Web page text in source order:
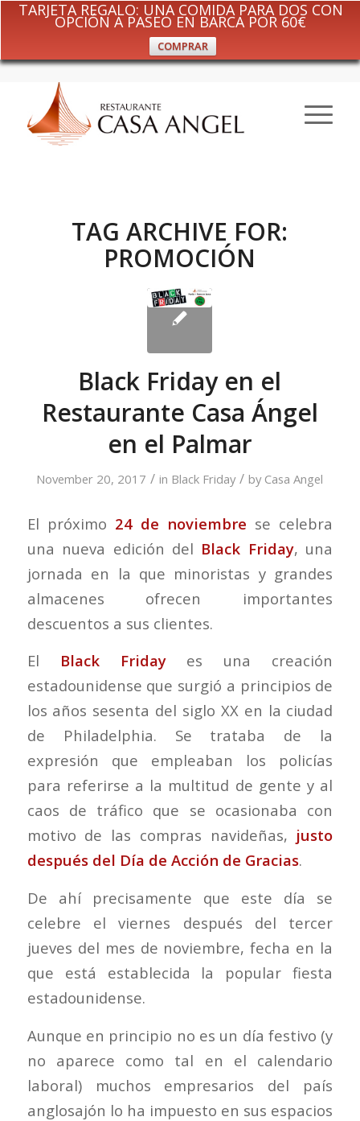
TARJETA REGALO: UNA COMIDA PARA DOS CON
OPCIÓN A PASEO EN BARCA POR 60€
COMPRAR
TAG ARCHIVE FOR:
PROMOCIÓN
Black Friday en el
Restaurante Casa Ángel
en el Palmar
November 20, 2017 / in Black Friday / by Casa Angel
El próximo 24 de noviembre se celebra
una nueva edición del Black Friday, una
jornada en la que minoristas y grandes
almacenes ofrecen importantes
descuentos a sus clientes.
El Black Fridayes una creación
estadounidense que surgió a principios de
los años sesenta del siglo XX en la ciudad
de Philadelphia. Se trataba de la
expresión que empleaban los policías
para referirse a la multitud de gente y al
caos de tráfico que se ocasionaba con
motivo de las compras navideñas, justo
después del Día de Acción de Gracias.
De ahí precisamente que este día se
celebre el viernes después del tercer
jueves del mes de noviembre, fecha en la
que está establecida la popular fiesta
estadounidense.
Aunque en principio no es un día festivo (y
no aparece como tal en el calendario
laboral) muchos empresarios del país
anglosajón lo ha impuesto en sus espacios